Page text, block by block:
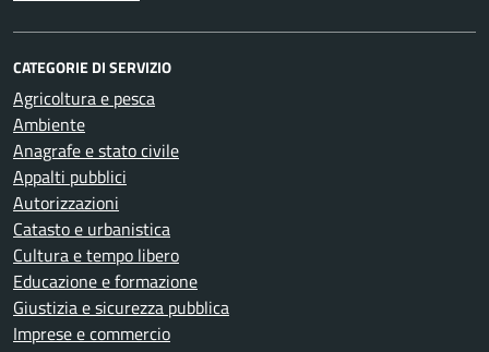
CATEGORIE DI SERVIZIO
Agricoltura e pesca
Ambiente
Anagrafe e stato civile
Appalti pubblici
Autorizzazioni
Catasto e urbanistica
Cultura e tempo libero
Educazione e formazione
Giustizia e sicurezza pubblica
Imprese e commercio